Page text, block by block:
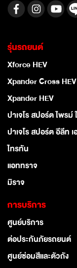
รุ่นรถยนต์
Xforce HEV
Xpander Cross HEV
Xpander HEV
ปาเจโร สปอร์ต ไพรม์
ปาเจโร สปอร์ต อีลีท
ไทรทัน
แอททราจ
มิราจ
การบริการ
ศูนย์บริการ
ต่อประกันภัยรถยนต์
ศูนย์ซ่อมสีและตัวถัง